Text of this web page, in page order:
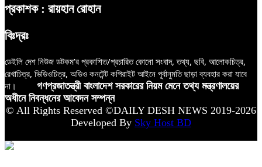
প্রকাশক : রায়হান রোহান
বিঃদ্রঃ
ডেইলি দেশ নিউজ ডটকম’র প্রকাশিত/প্রচারিত কোনো সংবাদ, তথ্য, ছবি, আলোকচিত্র,
রেখাচিত্র, ভিডিওচিত্র, অডিও কনটেন্ট কপিরাইট আইনে পূর্বানুমতি ছাড়া ব্যবহার করা যাবে
না।
গণপ্রজাতন্ত্রী বাংলাদেশ সরকারের নিয়ম মেনে তথ্য মন্ত্রণালয়ের
অধীনে নিবন্ধনের আবেদন সম্পন্ন
© All Rights Reserved ©DAILY DESH NEWS 2019-2026
Developed By Sky Host BD